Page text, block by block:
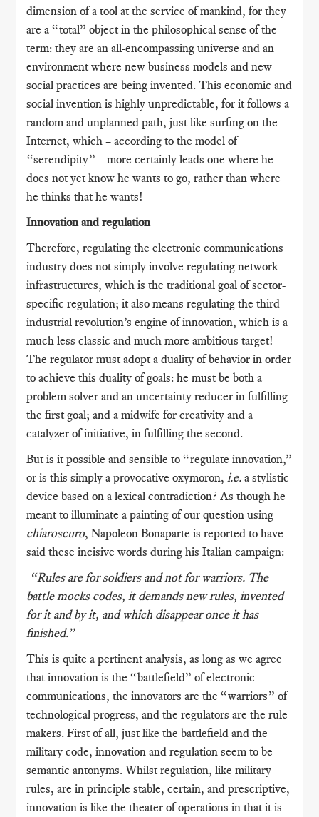
dimension of a tool at the service of mankind, for they
are a “total” object in the philosophical sense of the
term: they are an all-encompassing universe and an
environment where new business models and new
social practices are being invented. This economic and
social invention is highly unpredictable, for it follows a
random and unplanned path, just like surfing on the
Internet, which – according to the model of
“serendipity” – more certainly leads one where he
does not yet know he wants to go, rather than where
he thinks that he wants!
Innovation and regulation
Therefore, regulating the electronic communications
industry does not simply involve regulating network
infrastructures, which is the traditional goal of sector-
specific regulation; it also means regulating the third
industrial revolution’s engine of innovation, which is a
much less classic and much more ambitious target!
The regulator must adopt a duality of behavior in order
to achieve this duality of goals: he must be both a
problem solver and an uncertainty reducer in fulfilling
the first goal; and a midwife for creativity and a
catalyzer of initiative, in fulfilling the second.
But is it possible and sensible to “regulate innovation,”
or is this simply a provocative oxymoron, i.e. a stylistic
device based on a lexical contradiction? As though he
meant to illuminate a painting of our question using
chiaroscuro, Napoleon Bonaparte is reported to have
said these incisive words during his Italian campaign:
“Rules are for soldiers and not for warriors. The
battle mocks codes, it demands new rules, invented
for it and by it, and which disappear once it has
finished.”
This is quite a pertinent analysis, as long as we agree
that innovation is the “battlefield” of electronic
communications, the innovators are the “warriors” of
technological progress, and the regulators are the rule
makers. First of all, just like the battlefield and the
military code, innovation and regulation seem to be
semantic antonyms. Whilst regulation, like military
rules, are in principle stable, certain, and prescriptive,
innovation is like the theater of operations in that it is